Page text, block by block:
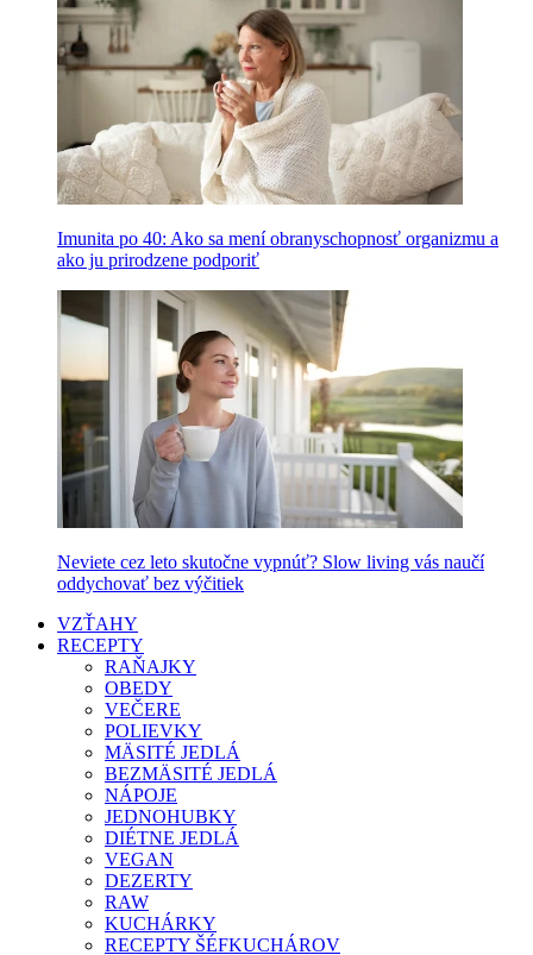
Imunita po 40: Ako sa mení obranyschopnosť organizmu a
ako ju prirodzene podporiť
Neviete cez leto skutočne vypnúť? Slow living vás naučí
oddychovať bez výčitiek
VZŤAHY
RECEPTY
RAŇAJKY
OBEDY
VEČERE
POLIEVKY
MÄSITÉ JEDLÁ
BEZMÄSITÉ JEDLÁ
NÁPOJE
JEDNOHUBKY
DIÉTNE JEDLÁ
VEGAN
DEZERTY
RAW
KUCHÁRKY
RECEPTY ŠÉFKUCHÁROV